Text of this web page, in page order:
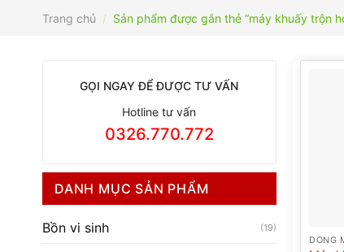
Trang chủ / Sản phẩm được gắn thẻ “máy khuấy trộn
GỌI NGAY ĐỂ ĐƯỢC TƯ VẤN
Hotline tư vấn
0326.770.772
DANH MỤC SẢN PHẨM
Bồn vi sinh (19)